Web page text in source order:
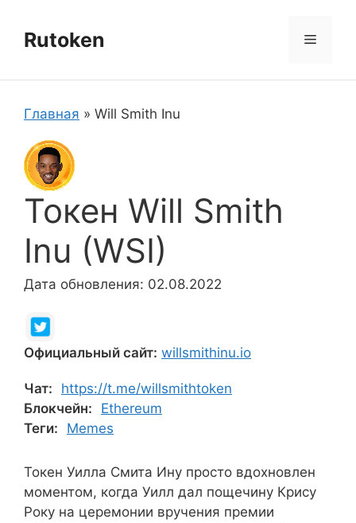
содержимому
Rutoken Меню
Главная » Will Smith Inu
Токен Will Smith
Inu (WSI)
Дата обновления: 02.08.2022
Официальный сайт: willsmithinu.io
Чат:
https://t.me/willsmithtoken
Блокчейн:
Ethereum
Теги:
Memes
Токен Уилла Смита Ину просто вдохновлен
моментом, когда Уилл дал пощечину Крису
Року на церемонии вручения премии